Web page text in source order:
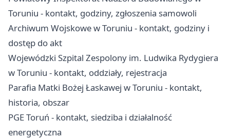
Toruniu - kontakt, godziny, zgłoszenia samowoli
Archiwum Wojskowe w Toruniu - kontakt, godziny i
dostęp do akt
Wojewódzki Szpital Zespolony im. Ludwika Rydygiera
w Toruniu - kontakt, oddziały, rejestracja
Parafia Matki Bożej Łaskawej w Toruniu - kontakt,
historia, obszar
PGE Toruń - kontakt, siedziba i działalność
energetyczna